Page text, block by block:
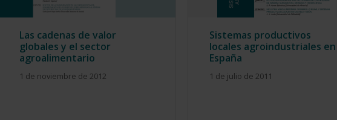
Las cadenas de valor
globales y el sector
agroalimentario
1 de noviembre de 2012
Sistemas productivos
locales agroindustriales en
España
1 de julio de 2011